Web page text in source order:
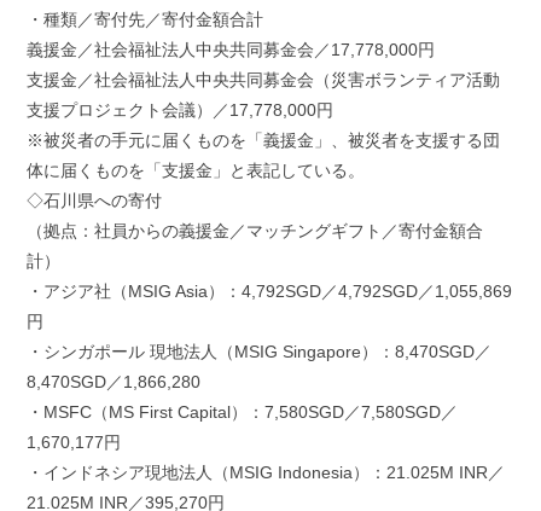
・種類／寄付先／寄付金額合計
義援金／社会福祉法人中央共同募金会／17,778,000円
支援金／社会福祉法人中央共同募金会（災害ボランティア活動
支援プロジェクト会議）／17,778,000円
※被災者の手元に届くものを「義援金」、被災者を支援する団
体に届くものを「支援金」と表記している。
◇石川県への寄付
（拠点：社員からの義援金／マッチングギフト／寄付金額合
計）
・アジア社（MSIG Asia）：4,792SGD／4,792SGD／1,055,869
円
・シンガポール 現地法人（MSIG Singapore）：8,470SGD／
8,470SGD／1,866,280
・MSFC（MS First Capital）：7,580SGD／7,580SGD／
1,670,177円
・インドネシア現地法人（MSIG Indonesia）：21.025M INR／
21.025M INR／395,270円